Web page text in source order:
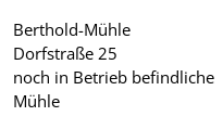
Berthold-Mühle
Dorfstraße 25
noch in Betrieb befindliche
Mühle